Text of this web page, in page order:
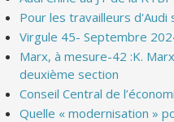
Pour les travailleurs d'Audi
Virgule 45- Septembre
Marx, à mesure-42 :K.
deuxième section
Conseil Central de
Quelle « modernisation »